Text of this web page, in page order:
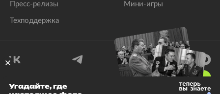
Пресс-релизы
Техподдержка
Мини-игры
© 1999–2026 Все права защищены.
Угадайте, где